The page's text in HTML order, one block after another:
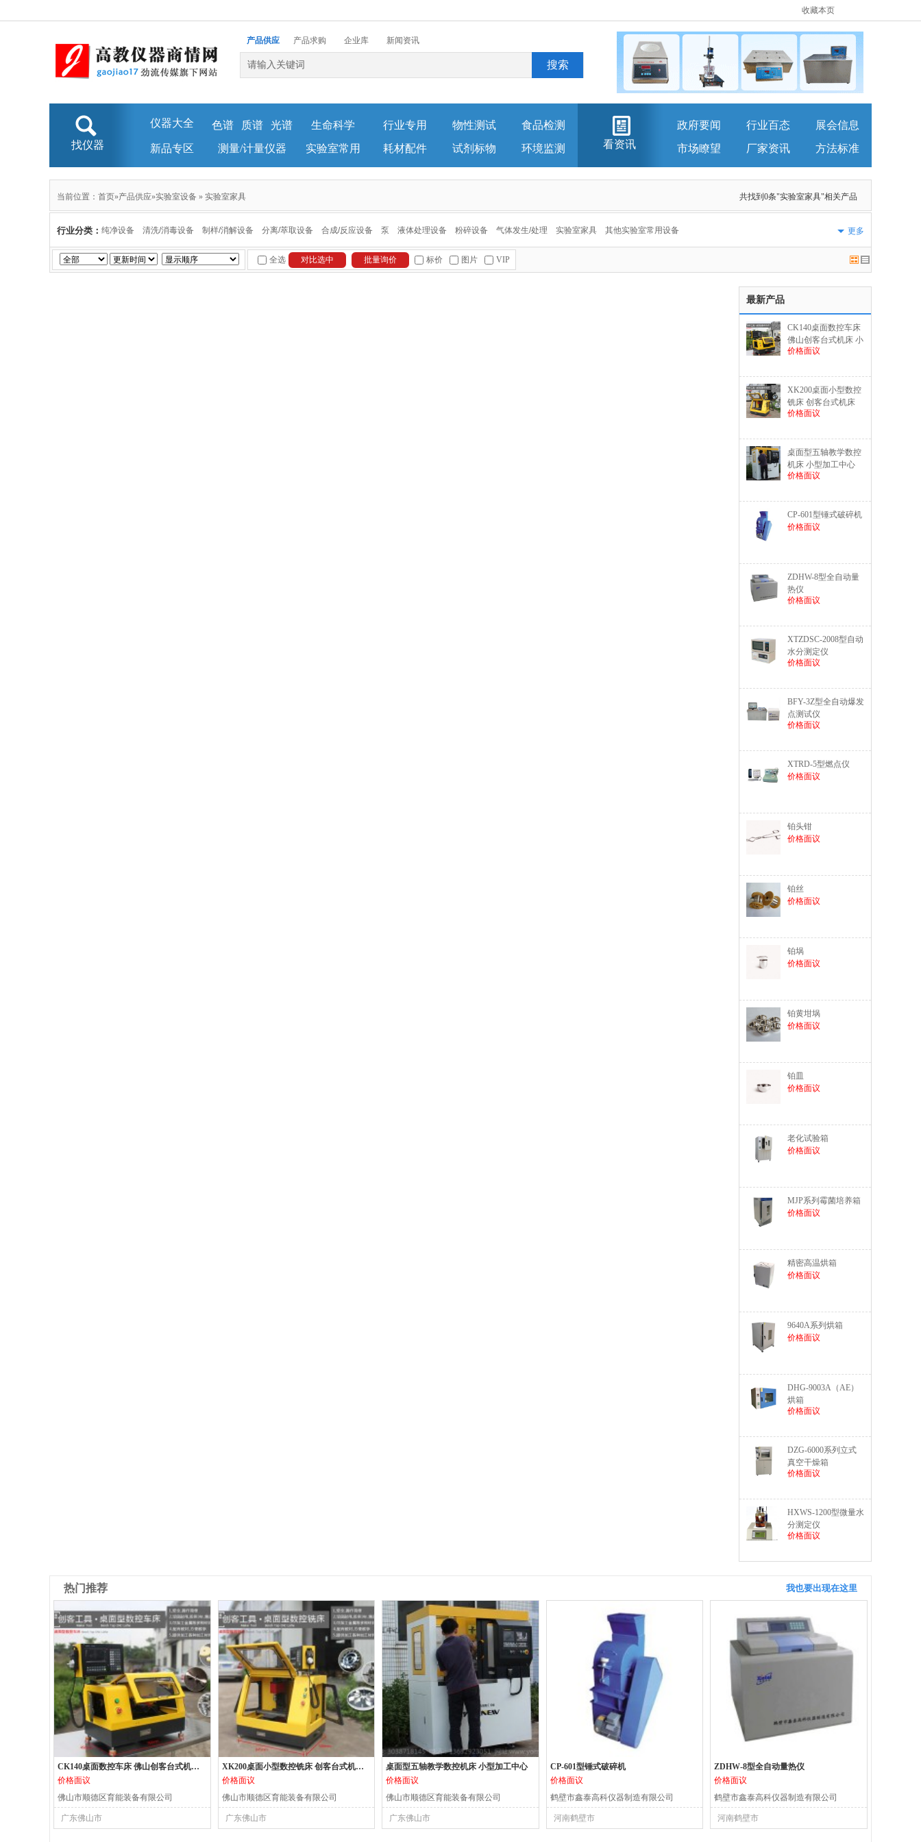
收藏本页
产品供应 产品求购 企业库 新闻资讯
找仪器
仪器大全 色谱 质谱 光谱 生命科学 行业专用 物性测试
食品检测
看资讯
政府要闻 行业百态
展会信息
新品专区
测量/计量仪器 实验室常用 耗材配件 试剂标物 环境监测 市场瞭望 厂家资讯 方法标准
当前位置： 首页»产品供应»实验室设备 » 实验室家具 共找到0条"实验室家具"相关产品
行业分类： 纯净设备 清洗/消毒设备 制样/消解设备 分离/萃取设备 合成/反应设备 泵 液体处理设备 粉碎设备 气体发生/处理 实验室家具 其他实验室常用设备 更多
全选 标价 图片 VIP
最新产品
CK140桌面数控车床
佛山创客台式机床 小
型数控机床
价格面议
XK200桌面小型数控
铣床 创客台式机床
小型数控机床
价格面议
桌面型五轴教学数控
机床 小型加工中心
价格面议
CP-601型锤式破碎机
价格面议
ZDHW-8型全自动量
热仪
价格面议
XTZDSC-2008型自动
水分测定仪
价格面议
BFY-3Z型全自动爆发
点测试仪
价格面议
XTRD-5型燃点仪
价格面议
铂头钳
价格面议
铂丝
价格面议
铂埚
价格面议
铂黄坩埚
价格面议
铂皿
价格面议
老化试验箱
价格面议
MJP系列霉菌培养箱
价格面议
精密高温烘箱
价格面议
9640A系列烘箱
价格面议
DHG-9003A（AE）
烘箱
价格面议
DZG-6000系列立式
真空干燥箱
价格面议
HXWS-1200型微量水
分测定仪
价格面议
热门推荐 我也要出现在这里
CK140桌面数控车床 佛山创客台式机床 小型数控机床
价格面议
佛山市顺德区育能装备有限公司
广东佛山市
XK200桌面小型数控铣床 创客台式机床 小型数控机床
价格面议
佛山市顺德区育能装备有限公司
广东佛山市
桌面型五轴教学数控机床 小型加工中心
价格面议
佛山市顺德区育能装备有限公司
广东佛山市
CP-601型锤式破碎机
价格面议
鹤壁市鑫泰高科仪器制造有限公司
河南鹤壁市
ZDHW-8型全自动量热仪
价格面议
鹤壁市鑫泰高科仪器制造有限公司
河南鹤壁市